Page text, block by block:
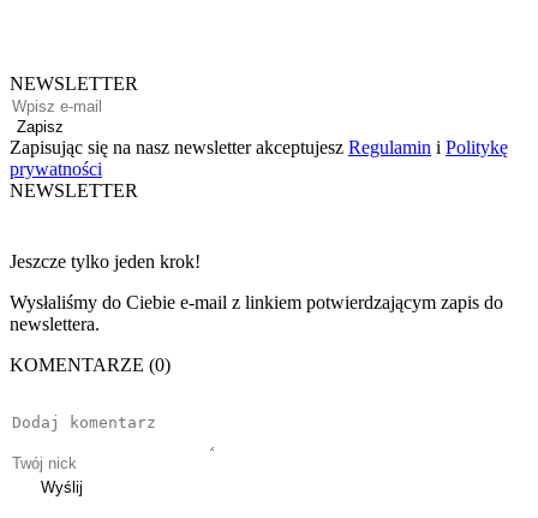
NEWSLETTER
Zapisz
Zapisując się na nasz newsletter akceptujesz Regulamin i Politykę
prywatności
NEWSLETTER
Jeszcze tylko jeden krok!
Wysłaliśmy do Ciebie e-mail z linkiem potwierdzającym zapis do
newslettera.
KOMENTARZE (0)
Wyślij